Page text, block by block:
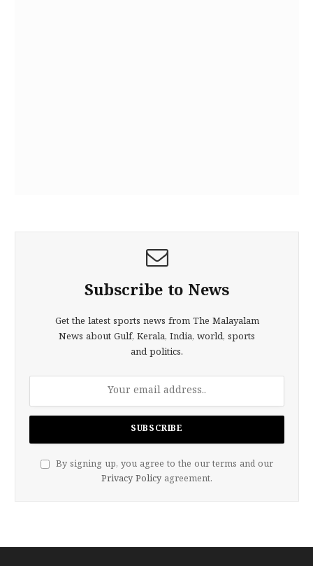
Subscribe to News
Get the latest sports news from The Malayalam
News about Gulf, Kerala, India, world, sports
and politics.
By signing up, you agree to the our terms and our
Privacy Policy agreement.